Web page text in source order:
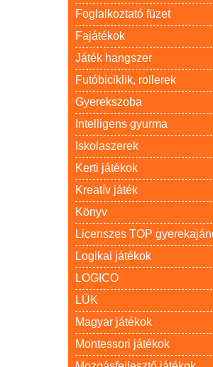
Foglalkoztató füzet
Fajátékok
Játék hangszer
Futóbiciklik, rollerek
Gyerekszoba
Intelligens gyurma
Iskolaszerek
Kerti játékok
Kreatív játék
Könyv
Licenszes TOP
Logikai játékok
LOGICO
LÜK
Magyar játékok
Montessori játékok